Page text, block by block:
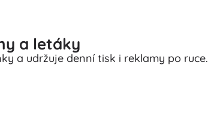
a letáky
a udržuje denní tisk i reklamy po ruce.